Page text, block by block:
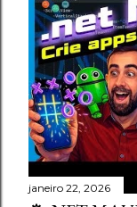
janeiro 22, 2026